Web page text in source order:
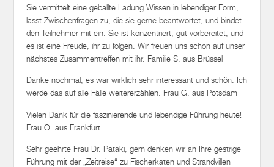
Sie vermittelt eine geballte Ladung Wissen in lebendiger Form,
lässt Zwischenfragen zu, die sie gerne beantwortet, und bindet
den Teilnehmer mit ein. Sie ist konzentriert, gut vorbereitet, und
es ist eine Freude, ihr zu folgen. Wir freuen uns schon auf unser
nächstes Zusammentreffen mit ihr. Familie S. aus Brüssel
Danke nochmal, es war wirklich sehr interessant und schön. Ich
werde das auf alle Fälle weitererzählen. Frau G. aus Potsdam
Vielen Dank für die faszinierende und lebendige Führung heute!
Frau O. aus Frankfurt
Sehr geehrte Frau Dr. Pataki, gern denken wir an Ihre gestrige
Führung mit der „Zeitreise“ zu Fischerkaten und Strandvillen